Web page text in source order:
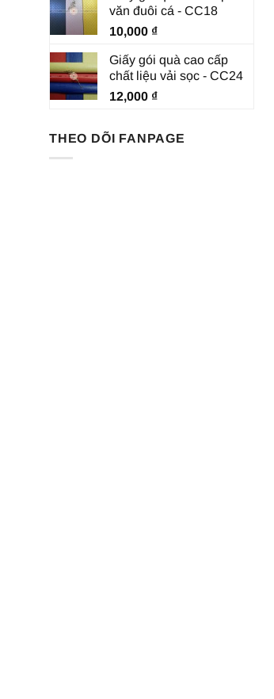
văn đuôi cá - CC18
10,000 ₫
Giấy gói quà cao cấp
chất liệu vải sọc - CC24
12,000 ₫
THEO DÕI FANPAGE